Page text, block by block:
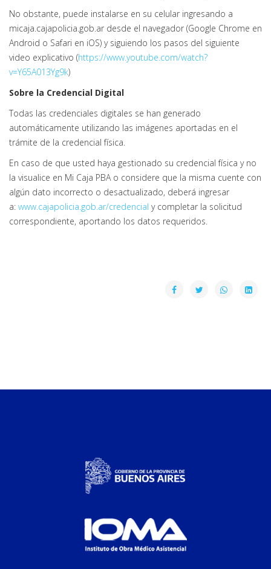
No obstante, puede instalarse en su celular ingresando a
micaja.cajapolicia.gob.ar desde el navegador (Google Chrome en
Android o Safari en iOS) y siguiendo los pasos del siguiente
video explicativo (https://www.youtube.com/watch?
v=Y65A013Yg9k)
Sobre la Credencial Digital
Todas las credenciales digitales se han generado
automáticamente utilizando las imágenes aportadas en el
trámite de la credencial física.
En caso de que usted haya gestionado su credencial física y no
la visualice en Mi Caja PBA o considere que la misma cuente con
algún dato incorrecto o desactualizado, deberá ingresar
a: www.cajapolicia.gob.ar/credencial y completar la solicitud
correspondiente, aportando los datos requeridos.